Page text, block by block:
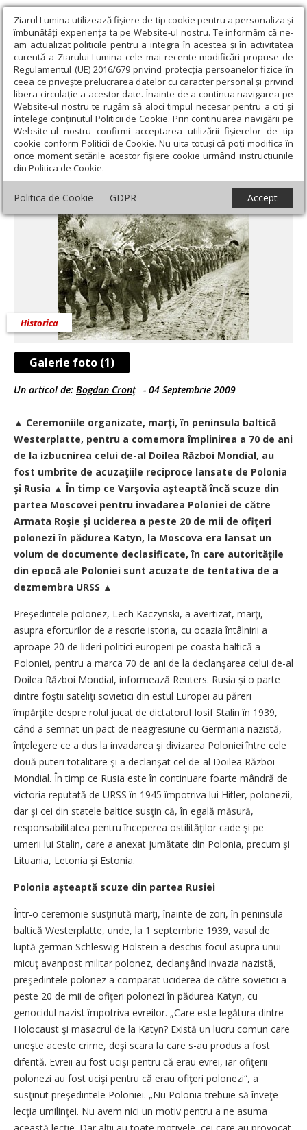
Ziarul Lumina utilizează fişiere de tip cookie pentru a personaliza și
îmbunătăți experiența ta pe Website-ul nostru. Te informăm că ne-
am actualizat politicile pentru a integra în acestea și în activitatea
curentă a Ziarului Lumina cele mai recente modificări propuse de
Regulamentul (UE) 2016/679 privind protecția persoanelor fizice în
ceea ce privește prelucrarea datelor cu caracter personal și privind
libera circulație a acestor date. Înainte de a continua navigarea pe
Website-ul nostru te rugăm să aloci timpul necesar pentru a citi și
înțelege conținutul Politicii de Cookie. Prin continuarea navigării pe
Website-ul nostru confirmi acceptarea utilizării fişierelor de tip
cookie conform Politicii de Cookie. Nu uita totuși că poți modifica în
orice moment setările acestor fişiere cookie urmând instrucțiunile
din Politica de Cookie.
Politica de Cookie GDPR Accept
Ziarul Lumina › Societate › Historica › Ceremonia de la Gdansk
a redeschis rănile ascunse ale războiului
Ceremonia de la Gdansk a redeschis rănile
ascunse ale războiului
Galerie foto (1)
Historica
Un articol de: Bogdan Cronţ - 04 Septembrie 2009
▲ Ceremoniile organizate, marţi, în peninsula baltică
Westerplatte, pentru a comemora împlinirea a 70 de ani
de la izbucnirea celui de-al Doilea Război Mondial, au
fost umbrite de acuzaţiile reciproce lansate de Polonia
şi Rusia ▲ În timp ce Varşovia aşteaptă încă scuze din
partea Moscovei pentru invadarea Poloniei de către
Armata Roşie şi uciderea a peste 20 de mii de ofiţeri
polonezi în pădurea Katyn, la Moscova era lansat un
volum de documente declasificate, în care autorităţile
din epocă ale Poloniei sunt acuzate de tentativa de a
dezmembra URSS ▲
Preşedintele polonez, Lech Kaczynski, a avertizat, marţi,
asupra eforturilor de a rescrie istoria, cu ocazia întâlnirii a
aproape 20 de lideri politici europeni pe coasta baltică a
Poloniei, pentru a marca 70 de ani de la declanşarea celui de-al
Doilea Război Mondial, informează Reuters. Rusia şi o parte
dintre foştii sateliţi sovietici din estul Europei au păreri
împărţite despre rolul jucat de dictatorul Iosif Stalin în 1939,
când a semnat un pact de neagresiune cu Germania nazistă,
înţelegere ce a dus la invadarea şi divizarea Poloniei între cele
două puteri totalitare şi a declanşat cel de-al Doilea Război
Mondial. În timp ce Rusia este în continuare foarte mândră de
victoria reputată de URSS în 1945 împotriva lui Hitler, polonezii,
dar şi cei din statele baltice susţin că, în egală măsură,
responsabilitatea pentru începerea ostilităţilor cade şi pe
umerii lui Stalin, care a anexat jumătate din Polonia, precum şi
Lituania, Letonia şi Estonia.
Polonia aşteaptă scuze din partea Rusiei
Într-o ceremonie susţinută marţi, înainte de zori, în peninsula
baltică Westerplatte, unde, la 1 septembrie 1939, vasul de
luptă german Schleswig-Holstein a deschis focul asupra unui
micuţ avanpost militar polonez, declanşând invazia nazistă,
preşedintele polonez a comparat uciderea de către sovietici a
peste 20 de mii de ofiţeri polonezi în pădurea Katyn, cu
genocidul nazist împotriva evreilor. „Care este legătura dintre
Holocaust şi masacrul de la Katyn? Există un lucru comun care
uneşte aceste crime, deşi scara la care s-au produs a fost
diferită. Evreii au fost ucişi pentru că erau evrei, iar ofiţerii
polonezi au fost ucişi pentru că erau ofiţeri polonezi“, a
susţinut preşedintele Poloniei. „Nu Polonia trebuie să înveţe
lecţia umilinţei. Nu avem nici un motiv pentru a ne asuma